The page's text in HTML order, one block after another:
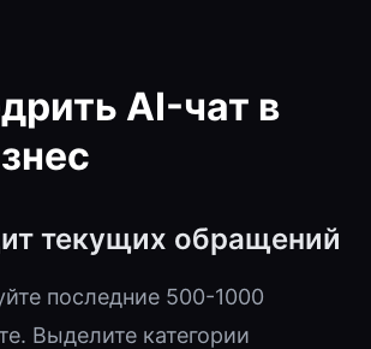
AI-чат в
текущих обращений
последние 500-1000
Выделите категории